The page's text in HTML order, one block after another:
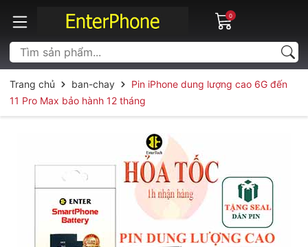
0
Trang chủ ban-chay
Pin iPhone dung lượng cao 6G đến
11 Pro Max bảo hành 12 tháng